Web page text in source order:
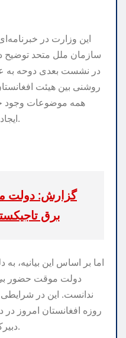
این وزارت در
سازمان ملل متحد
در نشست بعدی دوحه به
روشنی بین هیئت
همه موضوعات وجود
ایجاد کنید، مشارکت مفید خواهد بود.
گزارش: دولت
برق
اما بر اساس این بیانیه،
دولت موقت حضور بی
ندانست. این در
روزه افغانستان امروز در
دبیرکل سازمان ملل متحد آغاز شود.